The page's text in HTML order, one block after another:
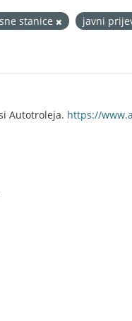
stanice
javni
Autotroleja. https://